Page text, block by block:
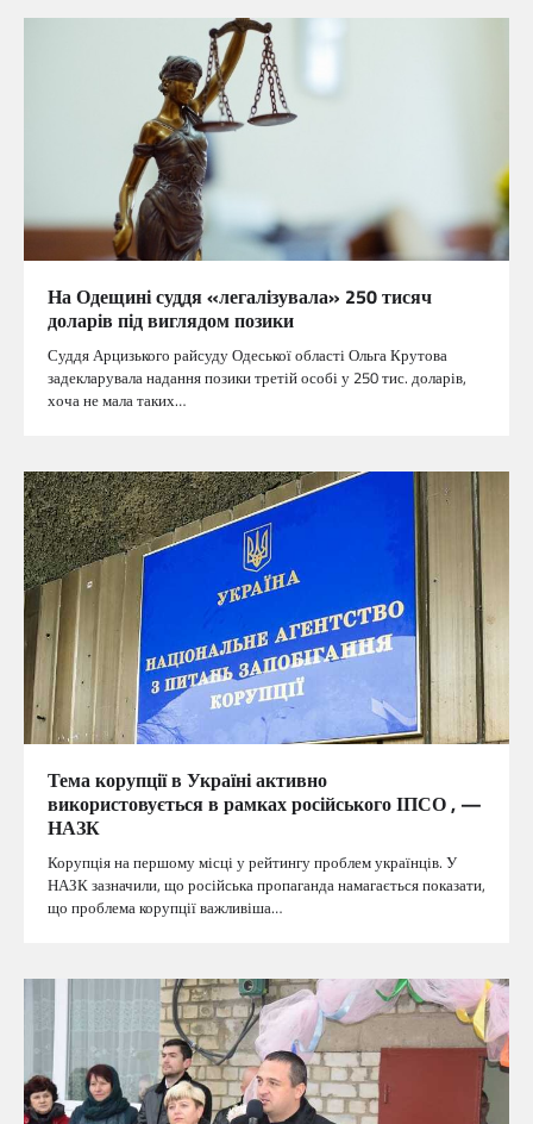
На Одещині суддя «легалізувала» 250 тисяч
доларів під виглядом позики
Суддя Арцизького райсуду Одеської області Ольга Крутова
задекларувала надання позики третій особі у 250 тис. доларів,
хоча не мала таких…
Тема корупції в Україні активно
використовується в рамках російського ІПСО , —
НАЗК
Корупція на першому місці у рейтингу проблем українців. У
НАЗК зазначили, що російська пропаганда намагається показати,
що проблема корупції важливіша…